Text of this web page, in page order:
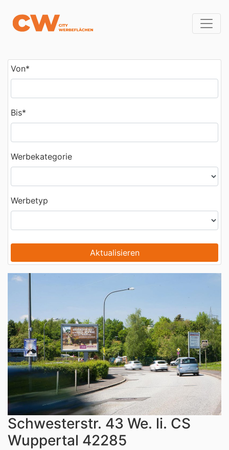
Von*
Bis*
Werbekategorie
Werbetyp
Schwesterstr. 43 We. li. CS
Wuppertal 42285